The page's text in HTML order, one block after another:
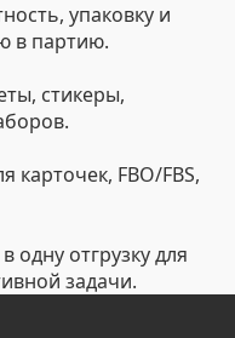
упаковку и
в партию.
стикеры,
FBO/FBS,
одну отгрузку для
задачи.